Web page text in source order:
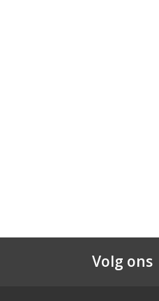
Volg ons